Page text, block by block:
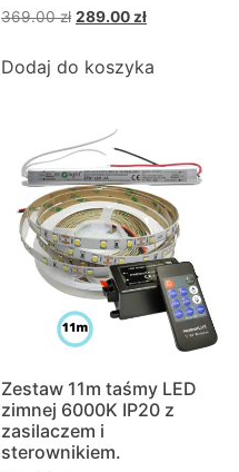
369.00zł 289.00 zł
Dodaj do koszyka
Zestaw 11m taśmy LED
zimnej 6000K IP20 z
zasilaczem i
sterownikiem.